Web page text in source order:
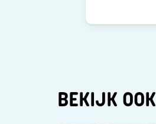
BEKIJK OOK